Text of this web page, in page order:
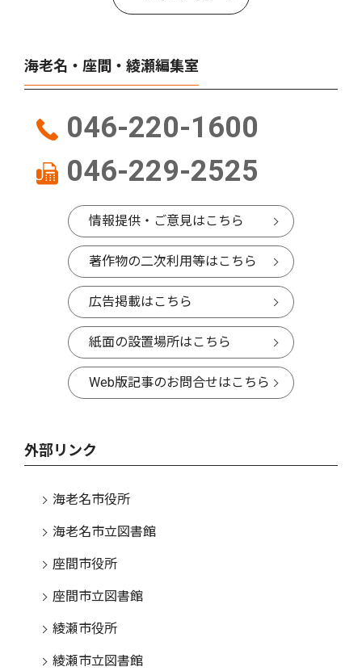
海老名・座間・綾瀬編集室
046-220-1600
046-229-2525
情報提供・ご意見はこちら
著作物の二次利用等はこちら
広告掲載はこちら
紙面の設置場所はこちら
Web版記事のお問合せはこちら
外部リンク
海老名市役所
海老名市立図書館
座間市役所
座間市立図書館
綾瀬市役所
綾瀬市立図書館